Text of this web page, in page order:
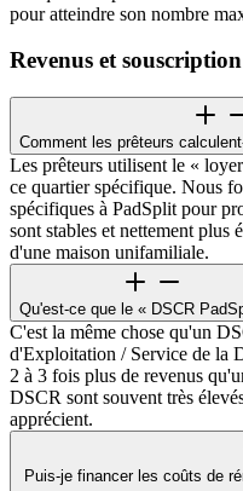
pour atteindre son nombre
Revenus et souscription
Comment les prêteurs
Les prêteurs utilisent le «
ce quartier spécifique. Nous
spécifiques à PadSplit pour
sont stables et nettement plus
d'une maison unifamiliale.
Qu'est-ce que le « DSCR
C'est la même chose qu'un
d'Exploitation / Service de la
2 à 3 fois plus de revenus
DSCR sont souvent très
apprécient.
Puis-je financer les coûts de